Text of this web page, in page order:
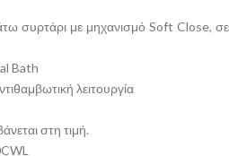
συρτάρι με μηχανισμό Soft Close, σε
Bath
λειτουργία
στη τιμή.